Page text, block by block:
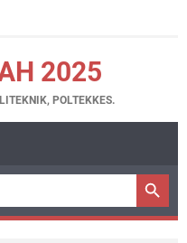
2025
POLTEKKES.